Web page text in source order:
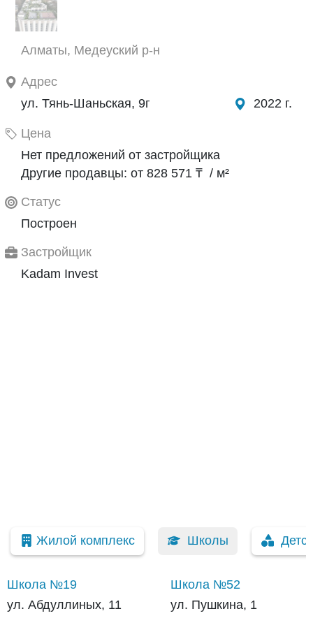
Алматы, Медеуский р-н
Адрес
ул. Тянь-Шаньская, 9г
2022 г.
Цена
Нет предложений от застройщика
Другие продавцы: от 828 571 ₸ / м²
Статус
Построен
Застройщик
Kadam Invest
Жилой комплекс Школы
Школа №19
ул. Абдуллиных, 11
Школа №52
ул. Пушкина, 1